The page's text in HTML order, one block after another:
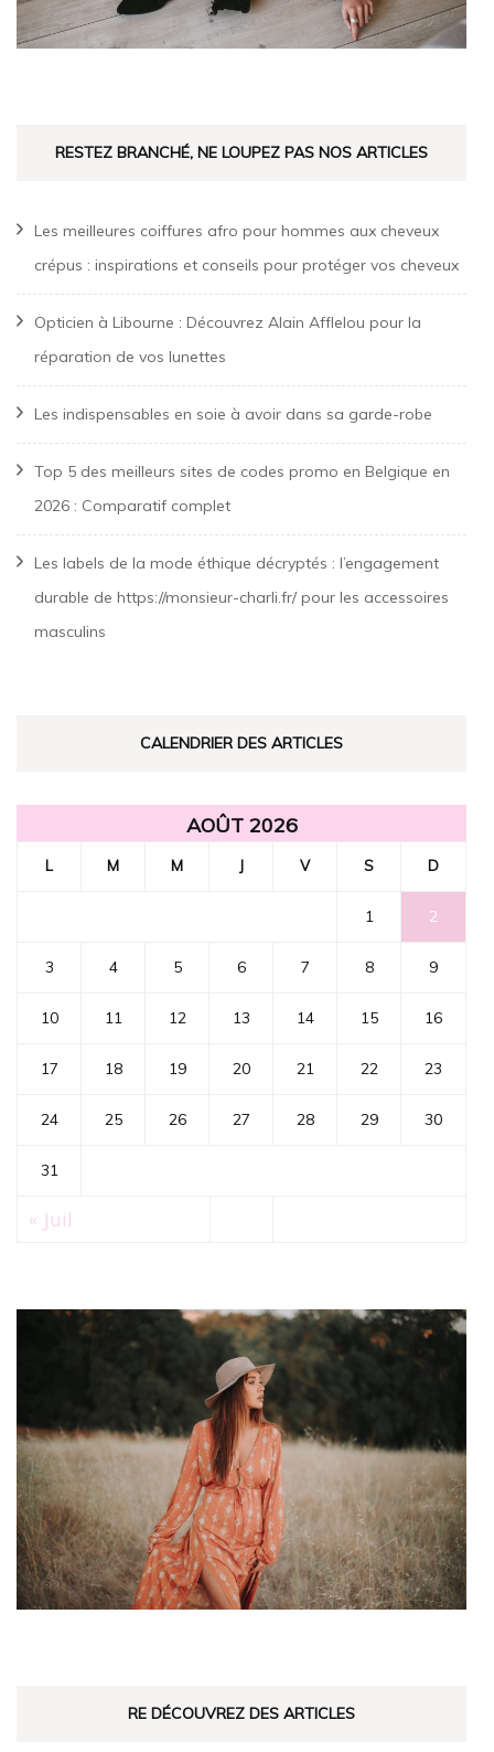
RESTEZ BRANCHÉ, NE LOUPEZ PAS NOS ARTICLES
Les meilleures coiffures afro pour hommes aux cheveux
crépus : inspirations et conseils pour protéger vos cheveux
Opticien à Libourne : Découvrez Alain Afflelou pour la
réparation de vos lunettes
Les indispensables en soie à avoir dans sa garde-robe
Top 5 des meilleurs sites de codes promo en Belgique en
2026 : Comparatif complet
Les labels de la mode éthique décryptés : l’engagement
durable de https://monsieur-charli.fr/ pour les accessoires
masculins
CALENDRIER DES ARTICLES
AOÛT 2026
L M M J V S D
1 2
3 4 5 6 7 8 9
10 11 12 13 14 15 16
17 18 19 20 21 22 23
24 25 26 27 28 29 30
31
« Juil
RE DÉCOUVREZ DES ARTICLES